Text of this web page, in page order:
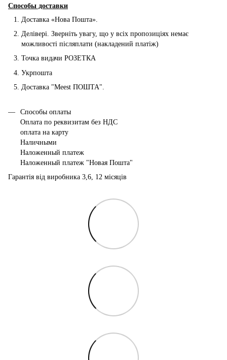
Способы доставки
Доставка «Нова Пошта».
Делівері. Зверніть увагу, що у всіх пропозиціях немає
можливості післяплати (накладений платіж)
Точка видачи РОЗЕТКА
Укрпошта
Доставка "Мeest ПОШТА".
Способы оплаты
Оплата по реквизитам без НДС
оплата на карту
Наличными
Наложенный платеж
Наложенный платеж "Новая Пошта"
Гарантія від виробника 3,6, 12 місяців